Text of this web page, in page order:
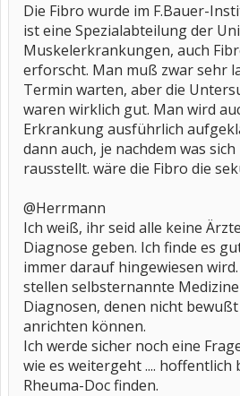
Die Fibro wurde im F.Bauer-
ist eine Spezialabteilung der
Muskelerkrankungen, auch
erforscht. Man muß zwar sehr
Termin warten, aber die
waren wirklich gut. Man wird
Erkrankung ausführlich
dann auch, je nachdem was
rausstellt. wäre die Fibro die
@Herrmann
Ich weiß, ihr seid alle keine
Diagnose geben. Ich finde es
immer darauf hingewiesen
stellen selbsternannte
Diagnosen, denen nicht
anrichten können.
Ich werde sicher noch eine
wie es weitergeht .... hoffentlich
Rheuma-Doc finden.